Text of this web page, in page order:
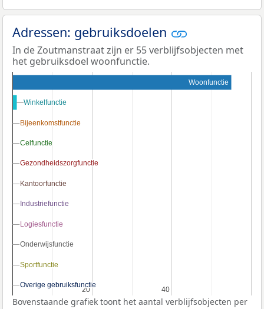
Adressen: gebruiksdoelen
In de Zoutmanstraat zijn er 55 verblijfsobjecten met
het gebruiksdoel woonfunctie.
20
20 40
40
Woonfunctie
Winkelfunctie
Winkelfunctie
Bijeenkomstfunctie
Bijeenkomstfunctie
Celfunctie
Celfunctie
Gezondheidszorgfunctie
Gezondheidszorgfunctie
Kantoorfunctie
Kantoorfunctie
Industriefunctie
Industriefunctie
Logiesfunctie
Logiesfunctie
Onderwijsfunctie
Onderwijsfunctie
Sportfunctie
Sportfunctie
Overige gebruiksfunctie
Overige gebruiksfunctie
Bovenstaande grafiek toont het aantal verblijfsobjecten per